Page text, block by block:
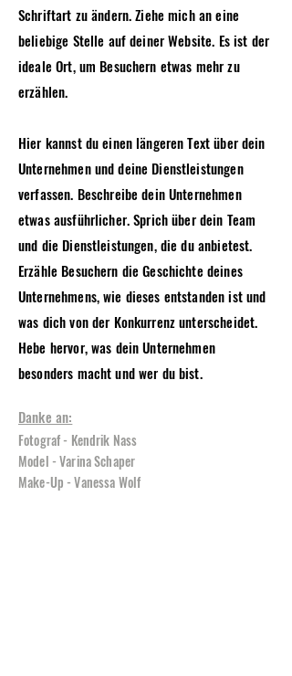
Schriftart zu ändern. Ziehe mich an eine
beliebige Stelle auf deiner Website. Es ist der
ideale Ort, um Besuchern etwas mehr zu
erzählen.
Hier kannst du einen längeren Text über dein
Unternehmen und deine Dienstleistungen
verfassen. Beschreibe dein Unternehmen
etwas ausführlicher. Sprich über dein Team
und die Dienstleistungen, die du anbietest.
Erzähle Besuchern die Geschichte deines
Unternehmens, wie dieses entstanden ist und
was dich von der Konkurrenz unterscheidet.
Hebe hervor, was dein Unternehmen
besonders macht und wer du bist.
Danke an:
Fotograf - Kendrik Nass
Model - Varina Schaper
Make-Up - Vanessa Wolf